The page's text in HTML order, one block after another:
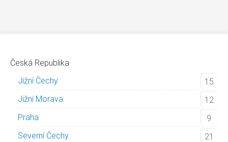
Česká Republika
Jižní Čechy
15
Jižní Morava
12
Praha
9
Severní Čechy
21